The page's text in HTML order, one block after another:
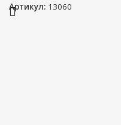
Артикул: 13060